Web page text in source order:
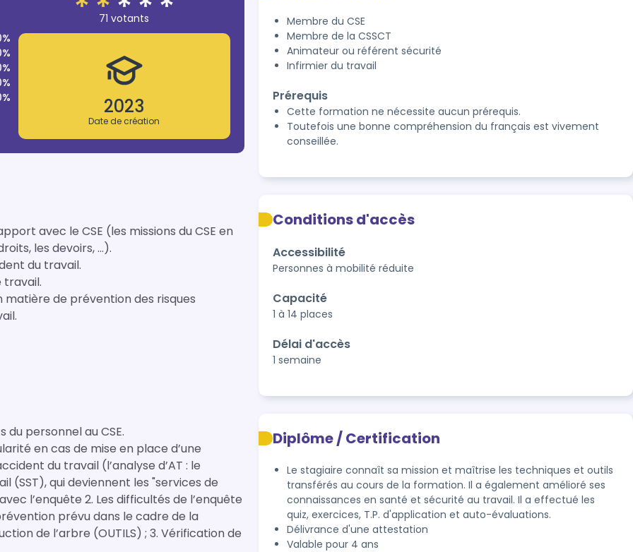
71 votants
2023
Date de création
avec le CSE (les missions du CSE en
les devoirs, …).
du travail.
travail.
de prévention des risques
personnel au CSE.
en cas de mise en place d’une
prévu dans le cadre de la
du travail (l’analyse d’AT : le
de l’enquête
Membre du CSE
Membre de la CSSCT
Animateur ou référent sécurité
Infirmier du travail
Prérequis
Cette formation ne nécessite aucun prérequis.
Toutefois une bonne compréhension du français est vivement
conseillée.
Conditions d'accès
Accessibilité
Personnes à mobilité réduite
Capacité
1 à 14 places
Délai d'accès
1 semaine
Diplôme / Certification
Le stagiaire connaît sa mission et maîtrise les techniques et outils
transférés au cours de la formation. Il a également amélioré ses
connaissances en santé et sécurité au travail. Il a effectué les
quiz, exercices, T.P. d'application et auto-évaluations.
Délivrance d'une attestation
Valable pour 4 ans